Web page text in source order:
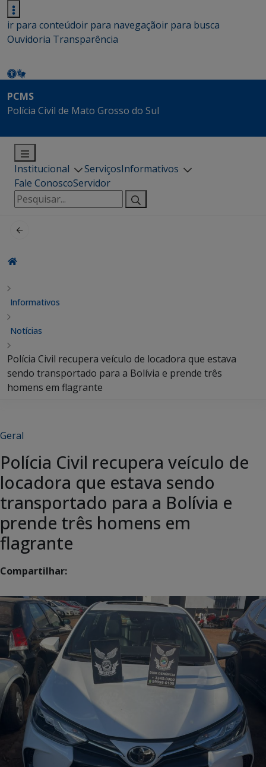
ir para conteúdoir para navegaçãoir para busca
Ouvidoria Transparência
PCMS
Polícia Civil de Mato Grosso do Sul
Institucional ServiçosInformativos
Fale ConoscoServidor
Pesquisar
por:
Informativos
Notícias
Polícia Civil recupera veículo de locadora que estava
sendo transportado para a Bolívia e prende três
homens em flagrante
Geral
Polícia Civil recupera veículo de
locadora que estava sendo
transportado para a Bolívia e
prende três homens em
flagrante
Compartilhar: